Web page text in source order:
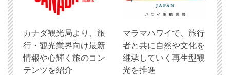
​カナダ観光局より、旅
行・観光業界向け最新
情報や心輝く旅のコン
テンツを紹介
マラマハワイで、旅行
者と共に自然や文化を
継承していく再生型観
光を推進